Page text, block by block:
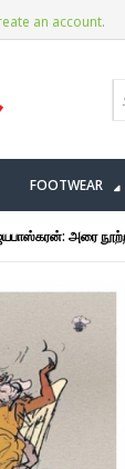
an account.
FOOTWEAR
அரை